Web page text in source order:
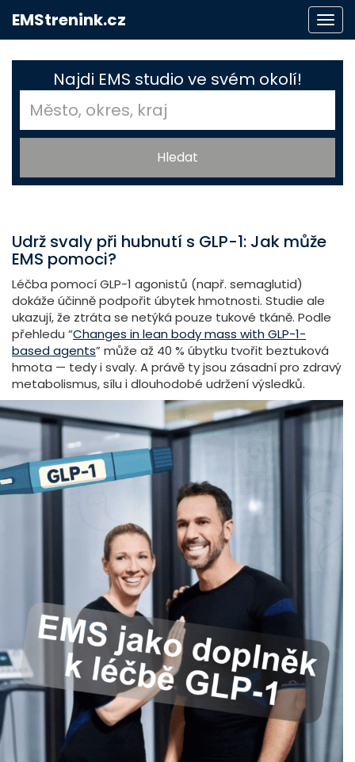
EMStrenink.cz
Najdi EMS studio ve svém okolí!
Udrž svaly při hubnutí s GLP-1: Jak může
EMS pomoci?
Léčba pomocí GLP-1 agonistů (např. semaglutid)
dokáže účinně podpořit úbytek hmotnosti. Studie ale
ukazují, že ztráta se netýká pouze tukové tkáně. Podle
přehledu “Changes in lean body mass with GLP-1-
based agents” může až 40 % úbytku tvořit beztuková
hmota — tedy i svaly. A právě ty jsou zásadní pro zdravý
metabolismus, sílu i dlouhodobé udržení výsledků.